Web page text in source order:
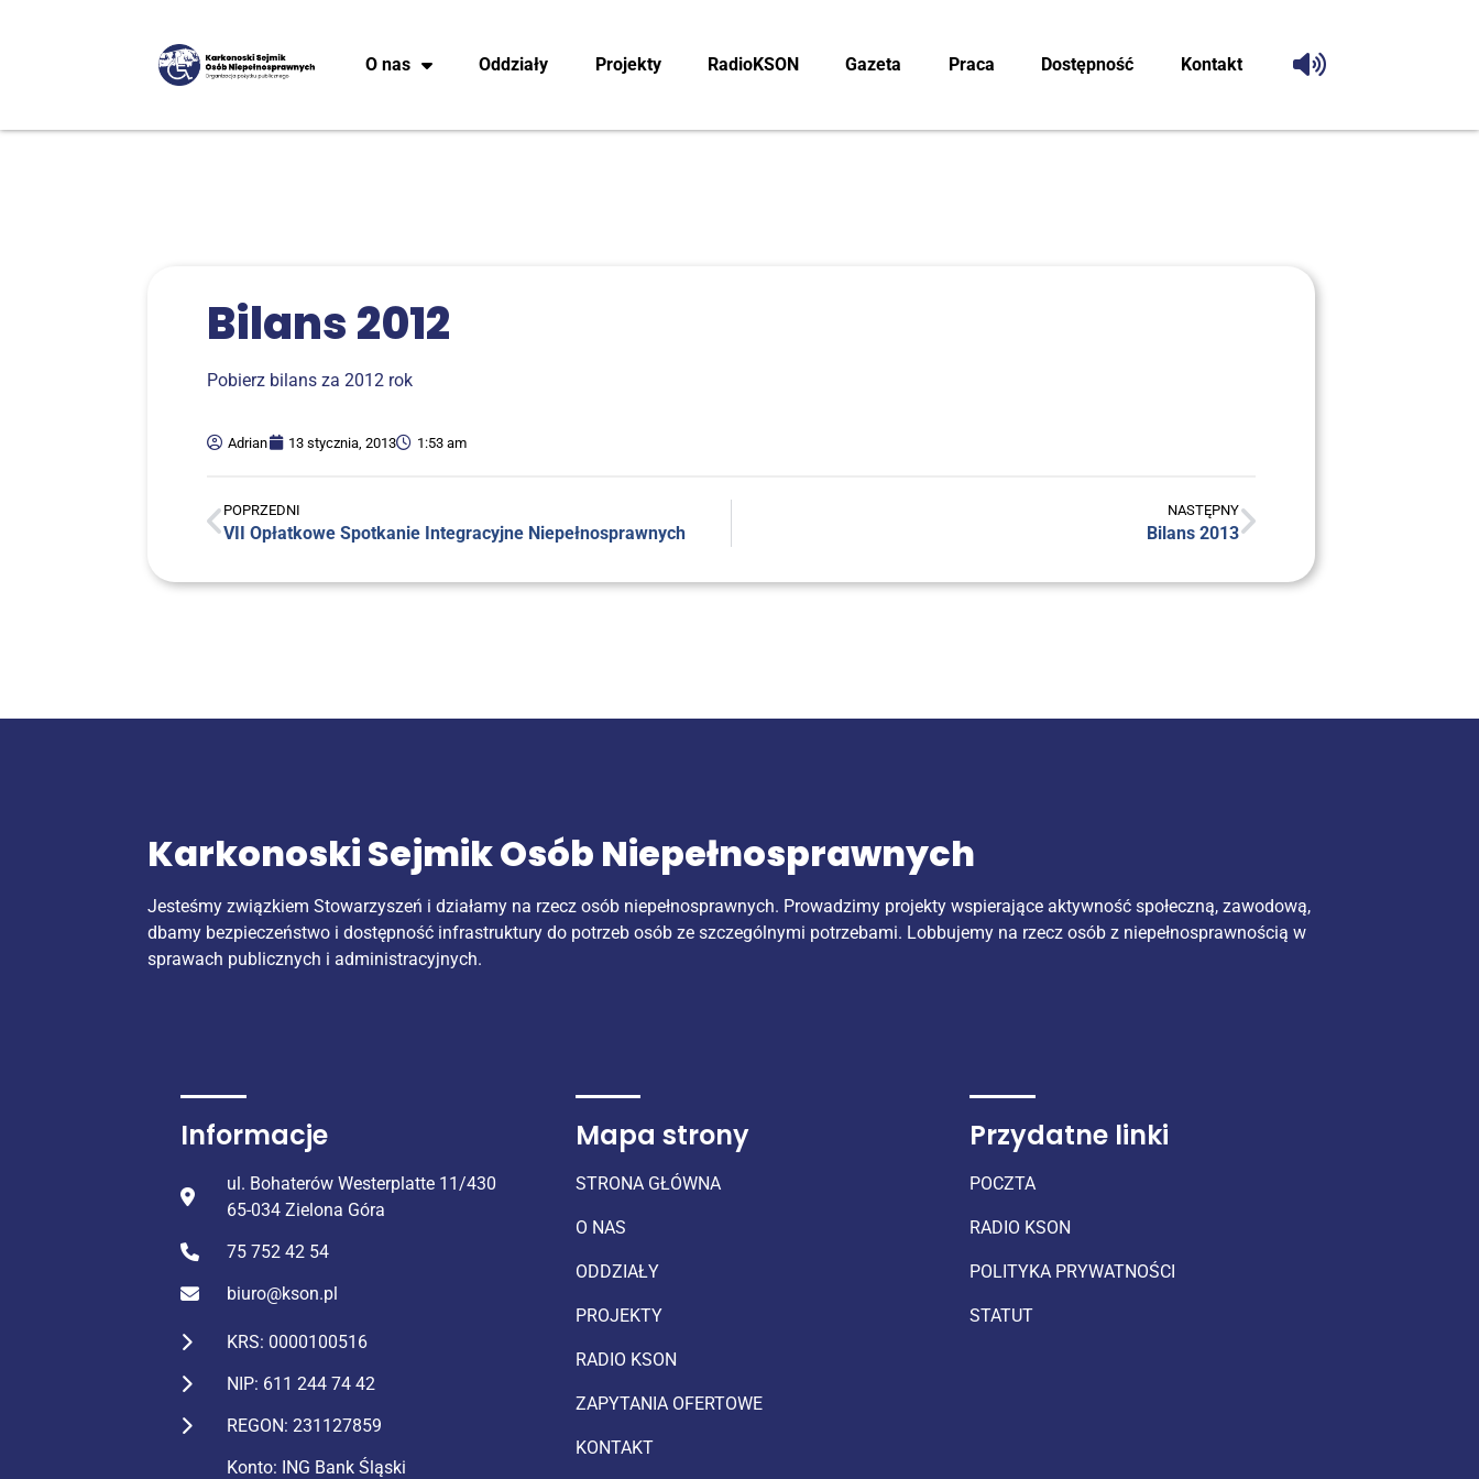
O nas Oddzia­ły Pro­jek­ty RadioK­SON Gaze­ta Pra­ca Dostęp­ność Kon­takt
Bilans 2012
Pobierz bilans za 2012 rok
Adrian 13 stycznia, 2013 1:53 am
POPRZEDNI
VII Opłat­ko­we Spo­tka­nie Inte­gra­cyj­ne Niepełnosprawnych
NASTĘPNY
Bilans 2013
Karkonoski Sejmik Osób Niepełnosprawnych
Jesteśmy związkiem Stowarzyszeń i działamy na rzecz osób niepełnosprawnych. Prowadzimy projekty wspierające aktywność społeczną, zawodową,
dbamy bezpieczeństwo i dostępność infrastruktury do potrzeb osób ze szczególnymi potrzebami. Lobbujemy na rzecz osób z niepełnosprawnością w
sprawach publicznych i administracyjnych.
Informacje
ul. Bohaterów Westerplatte 11/430
65-034 Zielona Góra
75 752 42 54
biuro@kson.pl
KRS: 0000100516
NIP: 611 244 74 42
REGON: 231127859
Konto: ING Bank Śląski
Mapa strony
STRONA GŁÓWNA
O NAS
ODDZIAŁY
PROJEKTY
RADIO KSON
ZAPYTANIA OFERTOWE
KONTAKT
Przydatne linki
POCZTA
RADIO KSON
POLITYKA PRYWATNOŚCI
STATUT